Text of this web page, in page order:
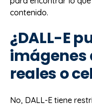
contenido.
¿DALL-E
imágenes
reales o
No, DALL-E tiene